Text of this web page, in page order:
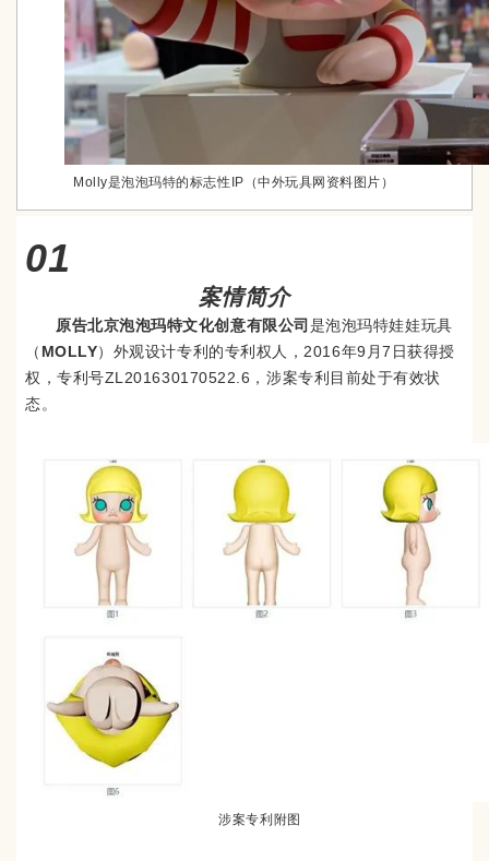
Molly是泡泡玛特的标志性IP（中外玩具网资料图片）
01
案情简介
原告北京泡泡玛特文化创意有限公司 是泡泡玛特娃娃玩具
（ MOLLY）外观设计专利的专利权人，2016年9月7日获得授
权，专利号ZL201630170522.6，涉案专利目前处于有效状
态。
涉案专利附图